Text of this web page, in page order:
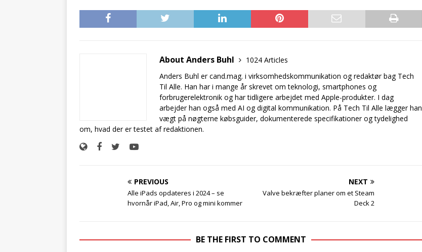
About Anders Buhl
1024 Articles
Anders Buhl er cand.mag. i virksomhedskommunikation og redaktør bag Tech
Til Alle. Han har i mange år skrevet om teknologi, smartphones og
forbrugerelektronik og har tidligere arbejdet med Apple-produkter. I dag
arbejder han også med AI og digital kommunikation. På Tech Til Alle lægger han
vægt på nøgterne købsguider, dokumenterede specifikationer og tydelighed
om, hvad der er testet af redaktionen.
PREVIOUS
Alle iPads opdateres i 2024 – se
hvornår iPad, Air, Pro og mini kommer
NEXT
Valve bekræfter planer om et Steam
Deck 2
BE THE FIRST TO COMMENT